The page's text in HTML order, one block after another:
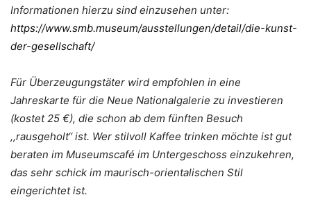
Informationen hierzu sind einzusehen unter:
https://www.smb.museum/ausstellungen/detail/die-kunst-
der-gesellschaft/
Für Überzeugungstäter wird empfohlen in eine
Jahreskarte für die Neue Nationalgalerie zu investieren
(kostet 25 €), die schon ab dem fünften Besuch
,,rausgeholt‘‘ ist. Wer stilvoll Kaffee trinken möchte ist gut
beraten im Museumscafé im Untergeschoss einzukehren,
das sehr schick im maurisch-orientalischen Stil
eingerichtet ist.